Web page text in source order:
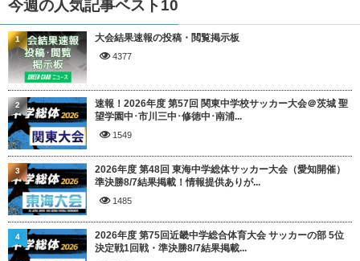
今週の人気記事ベスト10
大会結果速報の投稿・閲覧掲示板
4377
1
速報！2026年度 第57回 関東中学校サッカー大会＠茨城 聖
望学園中･市川三中･修徳中･南浦...
1549
2
2026年度 第48回 東海中学総体サッカー大会（愛知開催）
準決勝8/7結果掲載！情報提供ありが...
1485
3
2026年度 第75回近畿中学総合体育大会 サッカーの部 5位
決定戦1回戦・準決勝8/7結果掲載...
4